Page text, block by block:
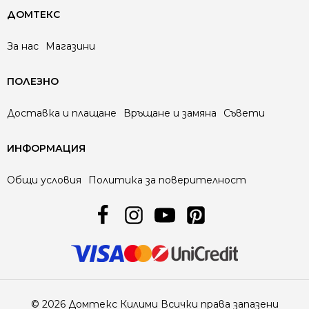
ДОМТЕКС
За нас Магазини
ПОЛЕЗНО
Доставка и плащане Връщане и замяна Съвети
ИНФОРМАЦИЯ
Общи условия Политика за поверителност
© 2026 Домтекс Килими Всички права запазени